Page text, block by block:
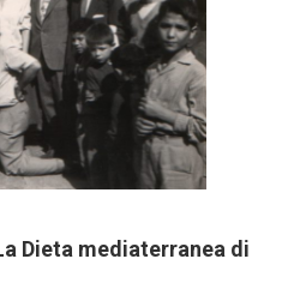
Dieta mediaterranea di